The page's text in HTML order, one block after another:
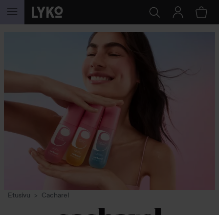
SIIRTYÄ JHK SISÄLTÖÖN
Etusivu Cacharel